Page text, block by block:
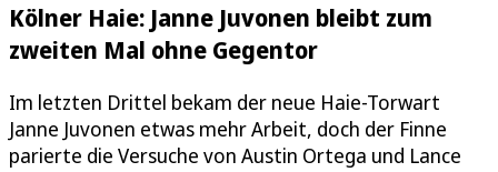
Kölner Haie: Janne Juvonen bleibt zum
zweiten Mal ohne Gegentor
Im letzten Drittel bekam der neue Haie-Torwart
Janne Juvonen etwas mehr Arbeit, doch der Finne
parierte die Versuche von Austin Ortega und Lance